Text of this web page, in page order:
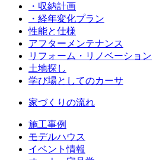
・収納計画
・経年変化プラン
性能と仕様
アフターメンテナンス
リフォーム・リノベーション
土地探し
学び場としてのカーサ
家づくりの流れ
施工事例
モデルハウス
イベント情報